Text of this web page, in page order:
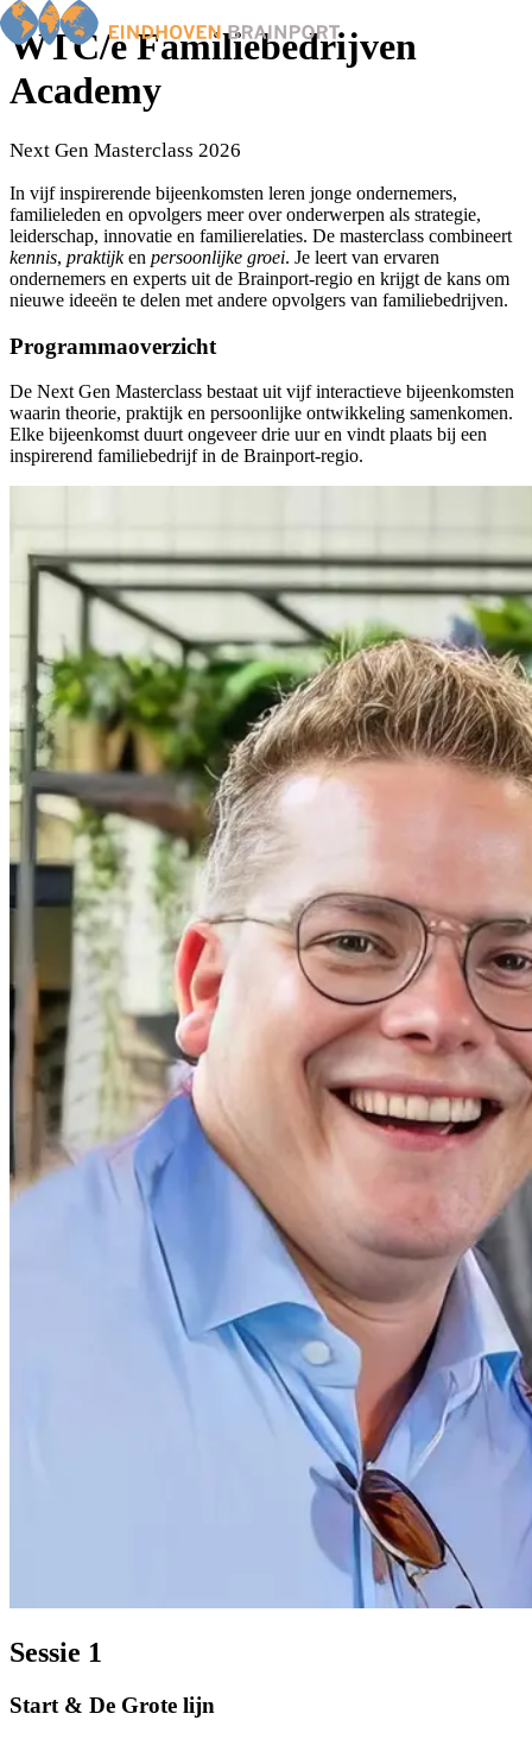
Home
Events
Members
BOP
Familiebedrijven
Ondernemers van het jaar
WTC/e Familiebedrijven
Academy
Next Gen Masterclass 2026
In vijf inspirerende bijeenkomsten leren jonge ondernemers,
familieleden en opvolgers meer over onderwerpen als strategie,
leiderschap, innovatie en familierelaties. De masterclass combineert
kennis, praktijken persoonlijke groei. Je leert van ervaren
ondernemers en experts uit de Brainport-regio en krijgt de kans om
nieuwe ideeën te delen met andere opvolgers van familiebedrijven.
Programmaoverzicht
De Next Gen Masterclass bestaat uit vijf interactieve bijeenkomsten
waarin theorie, praktijk en persoonlijke ontwikkeling samenkomen.
Elke bijeenkomst duurt ongeveer drie uur en vindt plaats bij een
inspirerend familiebedrijf in de Brainport-regio.
Sessie 1
Start & De Grote lijn